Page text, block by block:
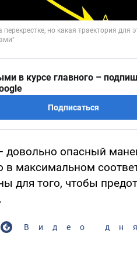
в курсе главного –
Подписаться
довольно опасный
в максимальном
для того, чтобы
Видео